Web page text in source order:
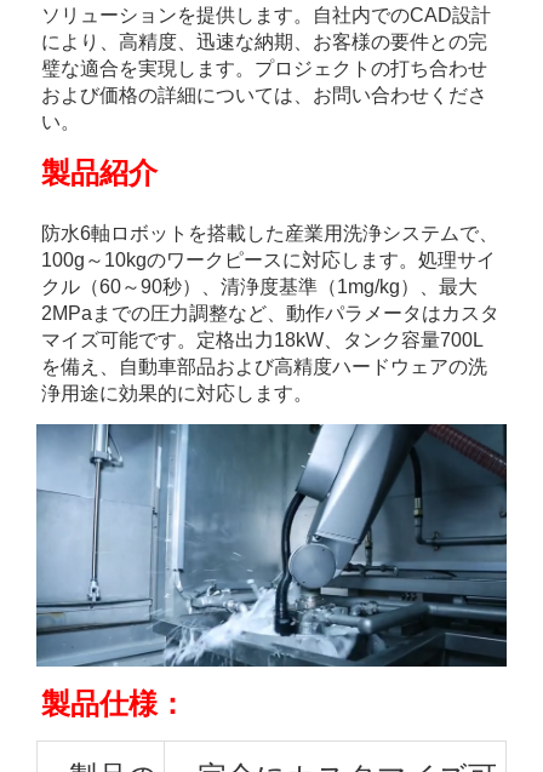
ソリューションを提供します。自社内でのCAD設計
により、高精度、迅速な納期、お客様の要件との完
璧な適合を実現します。プロジェクトの打ち合わせ
および価格の詳細については、お問い合わせくださ
い。
製品紹介
防水6軸ロボットを搭載した産業用洗浄システムで、
100g～10kgのワークピースに対応します。処理サイ
クル（60～90秒）、清浄度基準（1mg/kg）、最大
2MPaまでの圧力調整など、動作パラメータはカスタ
マイズ可能です。定格出力18kW、タンク容量700L
を備え、自動車部品および高精度ハードウェアの洗
浄用途に効果的に対応します。
製品仕様：